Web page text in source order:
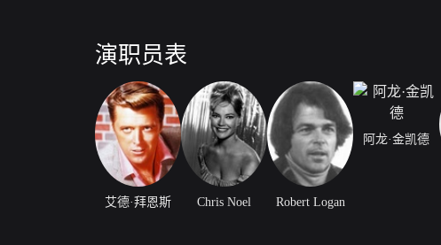
演职员表
艾德·拜恩斯 Chris Noel Robert Logan
阿龙·金凯德